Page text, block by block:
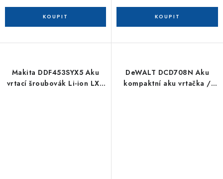
Makita DDF453SYX5 Aku
vrtací šroubovák Li-ion LXT
DeWALT DCD708N Aku
kompaktní aku vrtačka /